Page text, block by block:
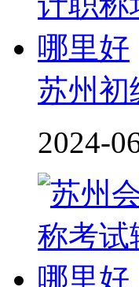
苏州初
2024-